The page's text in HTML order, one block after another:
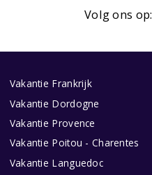
Volg ons op:
Vakantie Frankrijk
Vakantie Dordogne
Vakantie Provence
Vakantie Poitou - Charentes
Vakantie Languedoc